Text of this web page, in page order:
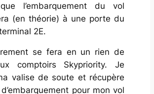
l’embarquement du vol
(en théorie) à une porte du
2E.
se fera en un rien de
comptoirs Skypriority. Je
valise de soute et récupère
pour mon vol